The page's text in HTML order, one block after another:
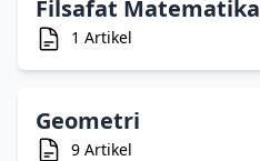
Filsafat Matematika
1 Artikel
Geometri
9 Artikel